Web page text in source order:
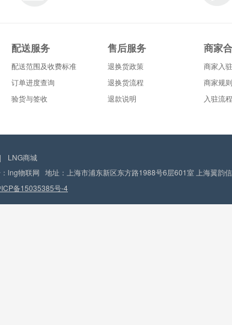
配送服务
配送范围及收费标准
订单进度查询
验货与签收
售后服务
退换货政策
退换货流程
退款说明
商家
商家入驻
商家规则
入驻流程
|
LNG商城
lng物联网 地址：上海市浦东新区东方路1988号6层601室 上海翼韵
备15035385号-4